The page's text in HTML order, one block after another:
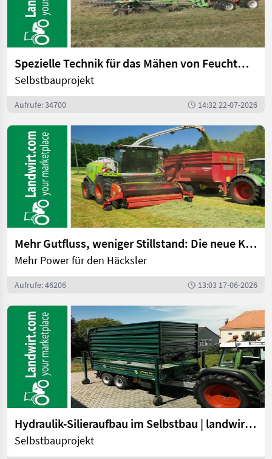
Spezielle Technik für das Mähen von Feuchtwiesen | landwirt.com
Selbstbauprojekt
Aufrufe: 34700 14:32 22-07-2026
Mehr Gutfluss, weniger Stillstand: Die neue Kemper Pickup im Einsatz | landwirt.com
Mehr Power für den Häcksler
Aufrufe: 46206 13:03 17-06-2026
Hydraulik-Silieraufbau im Selbstbau | landwirt.com
Selbstbauprojekt